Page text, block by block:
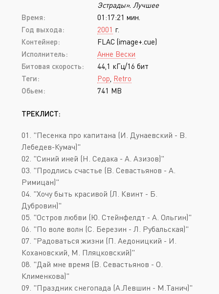
Эстрады». Лучшее
Время:
01:17:21 мин.
Год выхода:
2001 г.
Контейнер:
FLAC (image+.cue)
Исполнитель:
Анне Вески
Битовая скорость:
44,1 кГц/16 бит
Теги:
Pop Retro
Обьем:
741 MB
ТРЕКЛИСТ:
01. "Песенка про капитана (И. Дунаевский - В.
Лебедев-Кумач)"
02. "Синий иней (Н. Седака - А. Азизов)"
03. "Продлись счастье (В. Севастьянов - А.
Римицан)"
04. "Хочу быть красивой (Л. Квинт - Б.
Дубровин)"
05. "Остров любви (Ю. Стейнфелдт - А. Ольгин)"
06. "По воле волн (С. Березин - Л. Рубальская)"
07. "Радоваться жизни (П. Аедоницкий - И.
Кохановский, М. Пляцковский)"
08. "Дай мне время (В. Севастьянов - О.
Клименкова)"
09. "Праздник снегопада (А.Левшин - М.Танич)"